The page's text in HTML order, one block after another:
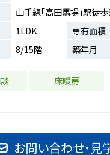
山手線「高田馬場」駅徒
1LDK 専有面積
8/15階 築年月
床暖房
お問い合わせ・見